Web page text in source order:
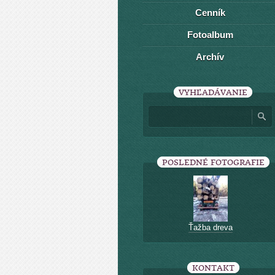
Cenník
Fotoalbum
Archív
VYHĽADÁVANIE
POSLEDNÉ FOTOGRAFIE
Ťažba dreva
KONTAKT